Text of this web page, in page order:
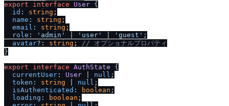
export
interface User {
id : string ;
name : string ;
email : string ;
role : 'admin' 'user' 'guest' ;
avatar?: string ; // オプショナルプロパティ
}
export
interface AuthState {
currentUser : User null ;
token : string null ;
isAuthenticated : boolean ;
loading : boolean ;